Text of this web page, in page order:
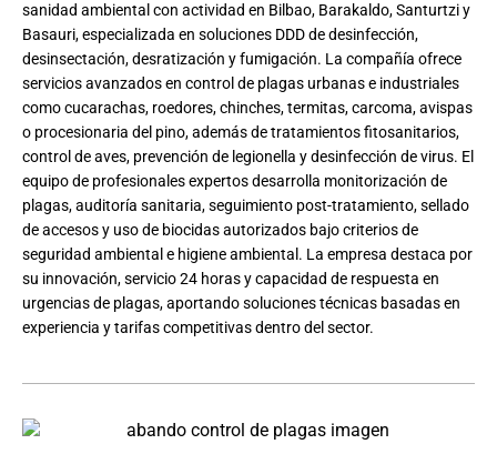
sanidad ambiental con actividad en Bilbao, Barakaldo, Santurtzi y
Basauri, especializada en soluciones DDD de desinfección,
desinsectación, desratización y fumigación. La compañía ofrece
servicios avanzados en control de plagas urbanas e industriales
como cucarachas, roedores, chinches, termitas, carcoma, avispas
o procesionaria del pino, además de tratamientos fitosanitarios,
control de aves, prevención de legionella y desinfección de virus. El
equipo de profesionales expertos desarrolla monitorización de
plagas, auditoría sanitaria, seguimiento post-tratamiento, sellado
de accesos y uso de biocidas autorizados bajo criterios de
seguridad ambiental e higiene ambiental. La empresa destaca por
su innovación, servicio 24 horas y capacidad de respuesta en
urgencias de plagas, aportando soluciones técnicas basadas en
experiencia y tarifas competitivas dentro del sector.